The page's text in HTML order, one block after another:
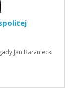
Jan Baraniecki